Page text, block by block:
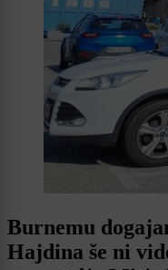
Burnemu
Hajdina še ni